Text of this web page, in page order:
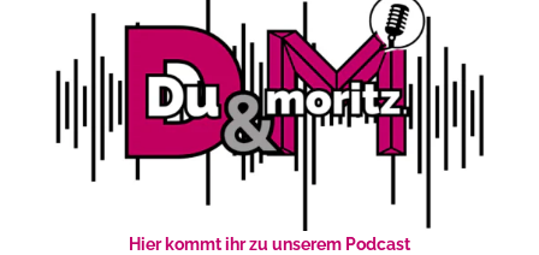
Hier kommt ihr zu unserem Podcast